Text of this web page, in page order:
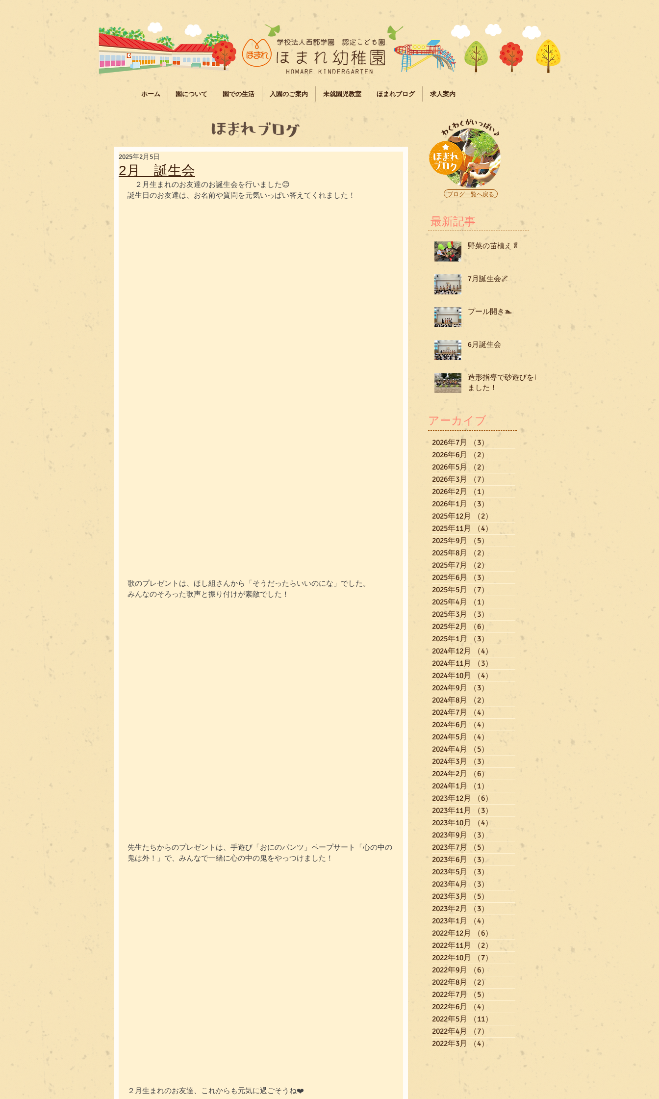
ホーム 園について 園での生活 入園のご案内 未就園児教室 ほまれブログ 求人案内
2月 誕生会
2025年2月5日
２月生まれのお友達のお誕生会を行いました😊
誕生日のお友達は、お名前や質問を元気いっぱい答えてくれました！
歌のプレゼントは、ほし組さんから「そうだったらいいのにな」でした。
みんなのそろった歌声と振り付けが素敵でした！
先生たちからのプレゼントは、手遊び「おにのパンツ」ペープサート「心の中の
鬼は外！」で、みんなで一緒に心の中の鬼をやっつけました！
２月生まれのお友達、これからも元気に過ごそうね❤️
ブログ一覧へ戻る
最新記事
野菜の苗植え🥬
7月誕生会🌌
プール開き🏊
6月誕生会
造形指導で砂遊びをし
ました！
アーカイブ
2026年7月 （3）
2026年6月
（2）
2026年5月
（2）
2026年3月
（7）
2026年2月
（1）
2026年1月
（3）
2025年12月
（2）
2025年11月
（4）
2025年9月
（5）
2025年8月
（2）
2025年7月
（2）
2025年6月
（3）
2025年5月
（7）
2025年4月
（1）
2025年3月
（3）
2025年2月
（6）
2025年1月
（3）
3件の記事
2024年12月
（4）
4件の記事
2024年11月
（3）
2024年10月
（4）
2024年9月
（3）
2024年8月
（2）
2024年7月
（4）
2024年6月
（4）
2024年5月
（4）
2024年4月
（5）
2024年3月
（3）
2024年2月
（6）
2024年1月
（1）
2023年12月
（6）
2023年11月
（3）
2023年10月
（4）
2023年9月
（3）
2023年7月
（5）
5件の記事
2023年6月
（3）
2023年5月
（3）
2023年4月
（3）
2023年3月
（5）
2023年2月
（3）
2023年1月
（4）
2022年12月
（6）
2022年11月
（2）
2件の記事
2022年10月
（7）
2022年9月
（6）
2022年8月
（2）
2022年7月
（5）
2022年6月
（4）
2022年5月
（11）
2022年4月
（7）
2022年3月
（4）